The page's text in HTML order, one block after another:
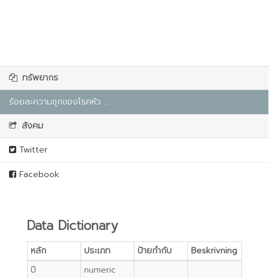
ทรัพยากร
ร้อยละความชุกของโรคหัว ...
สังคม
Twitter
Facebook
Data Dictionary
หลัก ประเภท ป้ายกำกับ
Beskrivning
ปี
numeric